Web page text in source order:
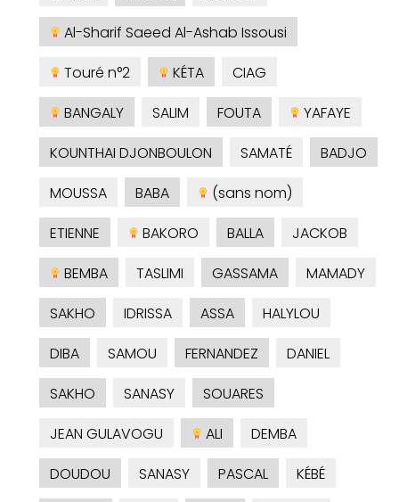
Al-Sharif Saeed Al-Ashab Issousi
Touré n°2
KÉTA
CIAG
BANGALY
SALIM FOUTA
YAFAYE
KOUNTHAI DJONBOULON
SAMATÉ
BADJO
MOUSSA
BABA
(sans nom)
ETIENNE
BAKORO BALLA
JACKOB
BEMBA
TASLIMI GASSAMA
MAMADY
SAKHO
IDRISSA ASSA
HALYLOU
DIBA
SAMOU FERNANDEZ
DANIEL
SAKHO
SANASY
SOUARES
JEAN GULAVOGU
ALI
DEMBA
DOUDOU
SANASY PASCAL
KÉBÉ